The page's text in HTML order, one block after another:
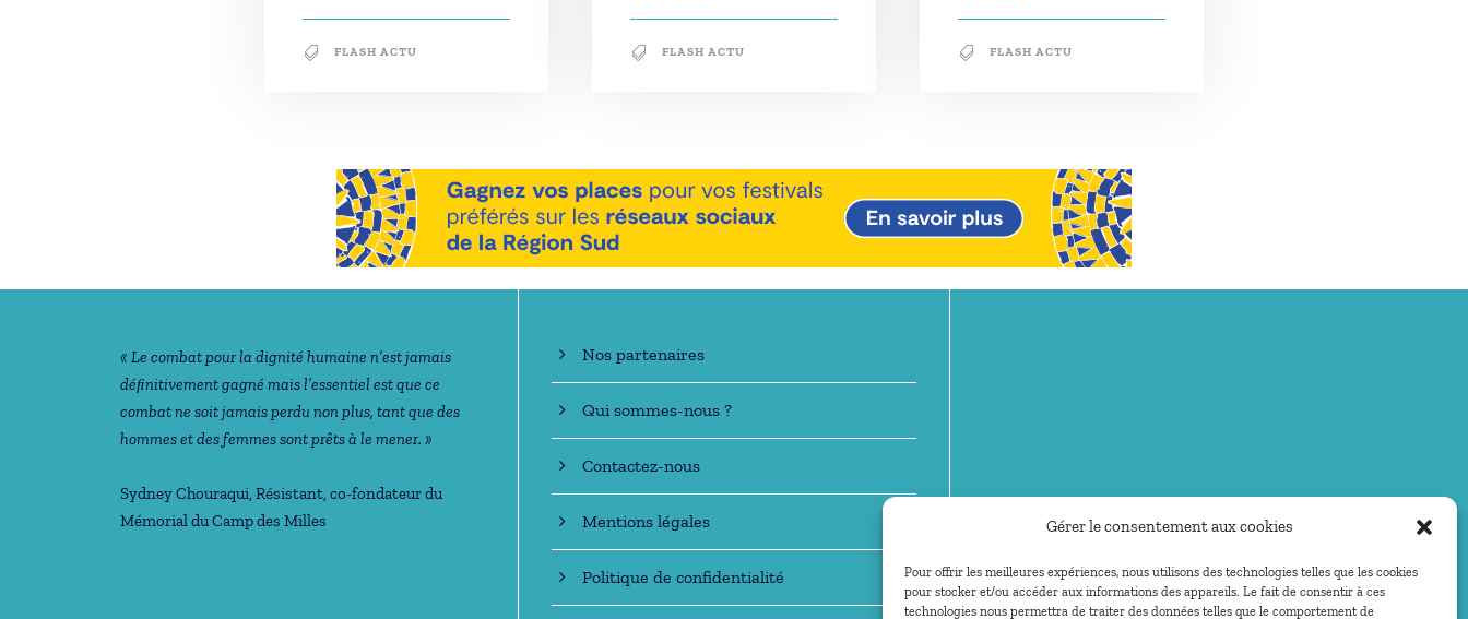
Gérer le consentement aux cookies
Pour offrir les meilleures expériences, nous utilisons des technologies telles que les cookies
pour stocker et/ou accéder aux informations des appareils. Le fait de consentir à ces
technologies nous permettra de traiter des données telles que le comportement de
FLASH ACTU FLASH ACTU FLASH ACTU
Notre philosophie
« Le combat pour la dignité humaine n’est jamais
déﬁnitivement gagné mais l’essentiel est que ce
combat ne soit jamais perdu non plus, tant que des
hommes et des femmes sont prêts à le mener. »
Sydney Chouraqui, Résistant, co-fondateur du
Mémorial du Camp des Milles
En savoir +
Nos partenaires
Qui sommes-nous ?
Contactez-nous
Mentions légales
Politique de confidentialité